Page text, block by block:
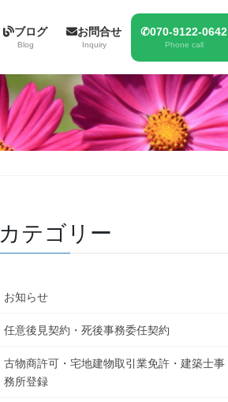
ブログ
Blog
お問合せ
Inquiry
✆070-9122-0642
Phone call
カテゴリー
お知らせ
任意後見契約・死後事務委任契約
古物商許可・宅地建物取引業免許・建築士事
務所登録